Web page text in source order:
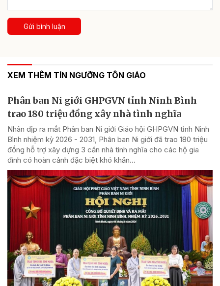
Gửi bình luận
XEM THÊM TÍN NGƯỠNG TÔN GIÁO
Phân ban Ni giới GHPGVN tỉnh Ninh Bình
trao 180 triệu đồng xây nhà tình nghĩa
Nhân dịp ra mắt Phân ban Ni giới Giáo hội GHPGVN tỉnh Ninh
Bình nhiệm kỳ 2026 - 2031, Phân ban Ni giới đã trao 180 triệu
đồng hỗ trợ xây dựng 3 căn nhà tình nghĩa cho các hộ gia
đình có hoàn cảnh đặc biệt khó khăn...